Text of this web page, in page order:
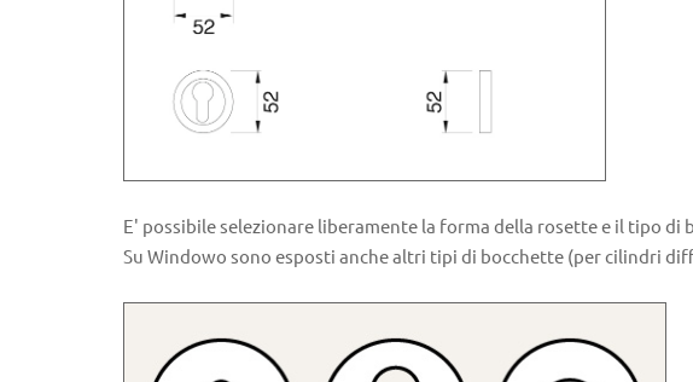
E' possibile selezionare liberamente la forma della rosette e il tipo di
Su Windowo sono esposti anche altri tipi di bocchette (per cilindri